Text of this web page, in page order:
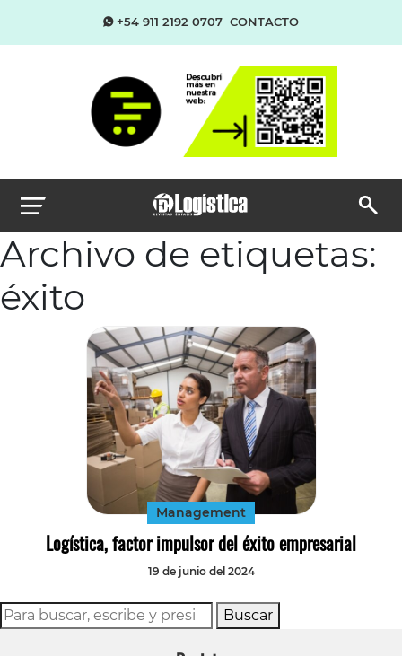
+54 911 2192 0707 CONTACTO
Archivo de etiquetas:
éxito
Management
Logística, factor impulsor del éxito empresarial
19 de junio del 2024
Buscar